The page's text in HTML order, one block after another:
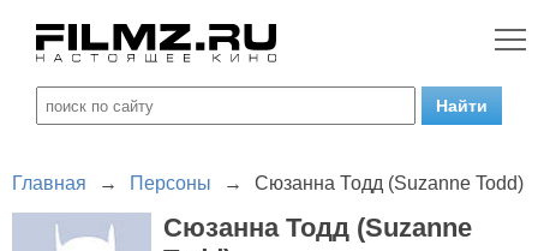
Главная → Персоны → Сюзанна Тодд (Suzanne Todd)
Сюзанна Тодд (Suzanne